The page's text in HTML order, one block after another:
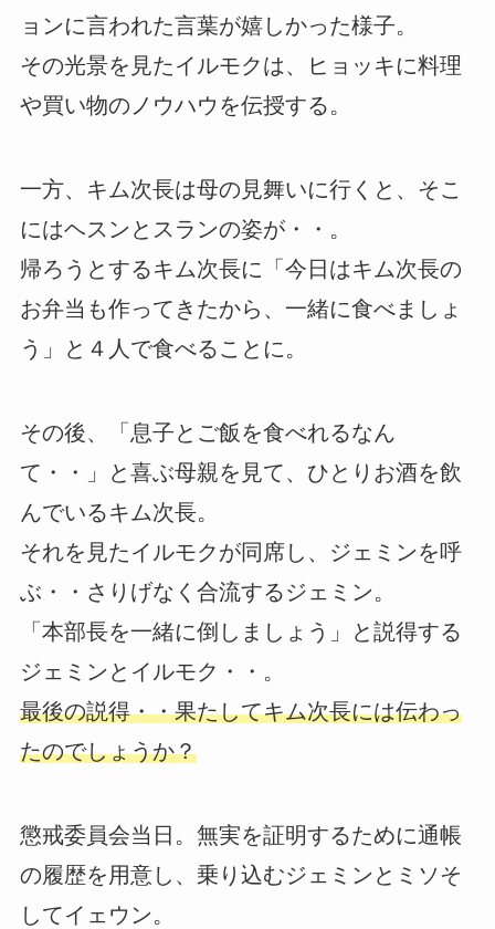
ョンに言われた言葉が嬉しかった様子。
その光景を見たイルモクは、ヒョッキに料理
や買い物のノウハウを伝授する。
一方、キム次長は母の見舞いに行くと、そこ
にはヘスンとスランの姿が・・。
帰ろうとするキム次長に「今日はキム次長の
お弁当も作ってきたから、一緒に食べましょ
う」と４人で食べることに。
その後、「息子とご飯を食べれるなん
て・・」と喜ぶ母親を見て、ひとりお酒を飲
んでいるキム次長。
それを見たイルモクが同席し、ジェミンを呼
ぶ・・さりげなく合流するジェミン。
「本部長を一緒に倒しましょう」と説得する
ジェミンとイルモク・・。
最後の説得・・果たしてキム次長には伝わっ
たのでしょうか？
懲戒委員会当日。無実を証明するために通帳
の履歴を用意し、乗り込むジェミンとミソそ
してイェウン。